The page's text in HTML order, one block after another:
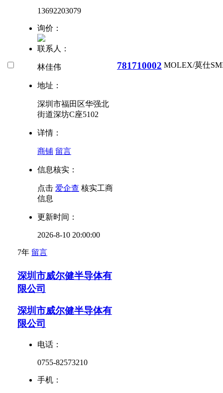
13692203079
询价：
联系人：
林佳伟
地址：
深圳市福田区华强北
街道深坊C座5102
详情：
商铺 留言
信息核实：
点击 爱企查 核实工商
信息
更新时间：
2026-8-10 20:00:00
7年 留言
781710002 MOLEX/莫仕
深圳市威尔健半导体有
限公司
深圳市威尔健半导体有
限公司
电话：
0755-82573210
手机：